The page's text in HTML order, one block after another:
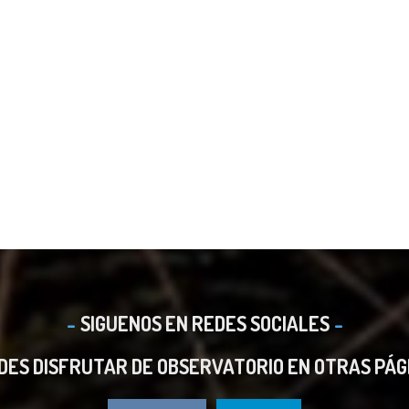
SIGUENOS EN REDES SOCIALES
DISFRUTAR DE OBSERVATORIO EN OTRAS